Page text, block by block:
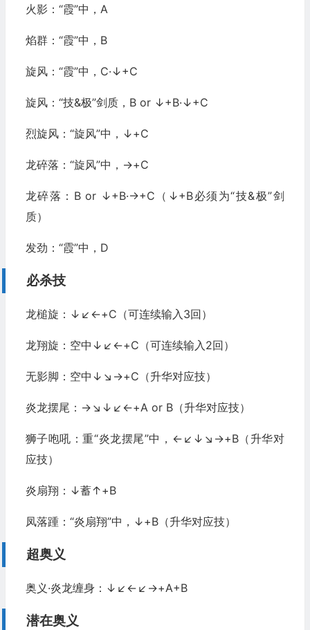
火影：“霞”中，A
焰群：“霞”中，B
旋风：“霞”中，C·↓+C
旋风：“技&极”剑质，B or ↓+B·↓+C
烈旋风：“旋风”中，↓+C
龙碎落：“旋风”中，→+C
龙碎落：B or ↓+B·→+C（↓+B必须为“技&极”剑
质）
发劲：“霞”中，D
必杀技
龙槌旋：↓↙←+C（可连续输入3回）
龙翔旋：空中↓↙←+C（可连续输入2回）
无影脚：空中↓↘→+C（升华对应技）
炎龙摆尾：→↘↓↙←+A or B（升华对应技）
狮子咆吼：重“炎龙摆尾”中，←↙↓↘→+B（升华对
应技）
炎扇翔：↓蓄↑+B
凤落踵：“炎扇翔”中，↓+B（升华对应技）
超奥义
奥义·炎龙缠身：↓↙←↙→+A+B
潜在奥义